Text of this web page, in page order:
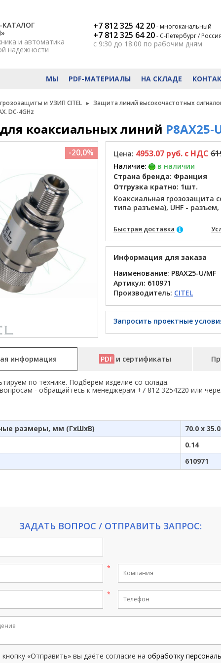
КАТАЛОГ
и автоматика
надежности
+7 812 325 42 20- многоканальный
+7 812 325 64 20- С-Петербург /
с 9:30 до 18:00 по рабочим дням
МЫ PDF-МАТЕРИАЛЫ НА СКЛАДЕ
и УЗИП CITEL
Защита линий высокочастотных
DC-4GHz
коаксиальных линий P8AX25-
-20,0% Цена: 4953.07 руб. c НДС
Наличие:
в наличии
Страна бренда: Франция
Отгрузка кратно: 1шт.
Коаксиальная грозозащита
типа разъема), UHF -
Быстрая доставка
Информация для заказа
Наименование: P8AX25-U/MF
Артикул: 610971
Производитель: CITEL
Запросить проектные
информация PDF и сертификаты
по технике. Подберем изделие со склада.
- обращайтесь к менеджерам +7 812 3254220 или
размеры, мм (ГхШхВ)
70.0 x
0.14
610971
ЗАДАТЬ ВОПРОС / ОТПРАВИТЬ ЗАПРОС:
«Отправить» вы даёте согласие на обработку